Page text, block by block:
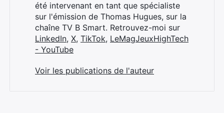
été intervenant en tant que spécialiste
sur l'émission de Thomas Hugues, sur la
chaîne TV B Smart. Retrouvez-moi sur
LinkedIn, X, TikTok, LeMagJeuxHighTech
- YouTube
Voir les publications de l'auteur